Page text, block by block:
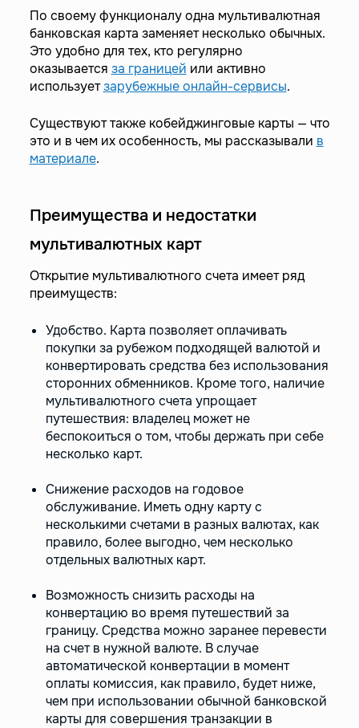
По своему функционалу одна мультивалютная
банковская карта заменяет несколько обычных.
Это удобно для тех, кто регулярно
оказывается за границей или активно
используетзарубежные онлайн-сервисы.
Существуют также кобейджинговые карты — что
это и в чем их особенность, мы рассказывали в
материале.
Преимущества и недостатки
мультивалютных карт
Открытие мультивалютного счета имеет ряд
преимуществ:
Удобство. Карта позволяет оплачивать
покупки за рубежом подходящей валютой и
конвертировать средства без использования
сторонних обменников. Кроме того, наличие
мультивалютного счета упрощает
путешествия: владелец может не
беспокоиться о том, чтобы держать при себе
несколько карт.
Снижение расходов на годовое
обслуживание. Иметь одну карту с
несколькими счетами в разных валютах, как
правило, более выгодно, чем несколько
отдельных валютных карт.
Возможность снизить расходы на
конвертацию во время путешествий за
границу. Средства можно заранее перевести
на счет в нужной валюте. В случае
автоматической конвертации в момент
оплаты комиссия, как правило, будет ниже,
чем при использовании обычной банковской
карты для совершения транзакции в